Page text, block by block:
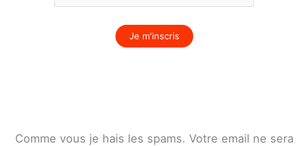
Comme vous je hais les spams. Votre email ne sera